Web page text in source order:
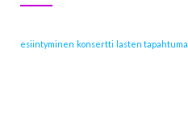
esiintyminen konsertti lasten tapahtuma